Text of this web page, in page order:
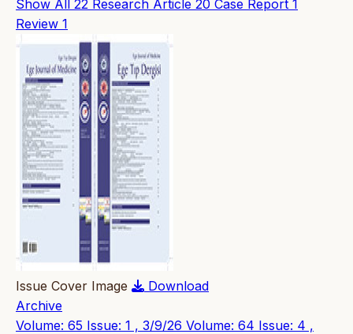
Show All 22 Research Article 20 Case Report 1
Review 1
Issue Cover Image
Download
Archive
Volume: 65 Issue: 1 , 3/9/26 Volume: 64 Issue: 4 ,